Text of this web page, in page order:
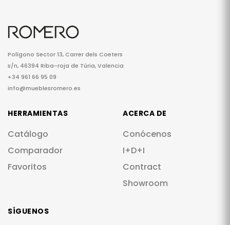
Polígono Sector 13, Carrer dels Coeters
s/n, 46394 Riba-roja de Túria, Valencia
+34 961 66 95 09
info@mueblesromero.es
HERRAMIENTAS
Catálogo
Comparador
Favoritos
ACERCA DE
Conócenos
I+D+I
Contract
Showroom
SÍGUENOS